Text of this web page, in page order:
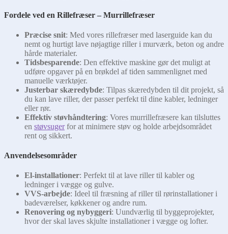
Fordele ved en Rillefræser – Murrillefræser
Præcise snit: Med vores rillefræser med laserguide kan du
nemt og hurtigt lave nøjagtige riller i murværk, beton og andre
hårde materialer.
Tidsbesparende: Den effektive maskine gør det muligt at
udføre opgaver på en brøkdel af tiden sammenlignet med
manuelle værktøjer.
Justerbar skæredybde: Tilpas skæredybden til dit projekt, så
du kan lave riller, der passer perfekt til dine kabler, ledninger
eller rør.
Effektiv støvhåndtering: Vores murrillefræsere kan tilsluttes
en støvsugerfor at minimere støv og holde arbejdsområdet
rent og sikkert.
Anvendelsesområder
El-installationer: Perfekt til at lave riller til kabler og
ledninger i vægge og gulve.
VVS-arbejde: Ideel til fræsning af riller til rørinstallationer i
badeværelser, køkkener og andre rum.
Renovering og nybyggeri: Uundværlig til byggeprojekter,
hvor der skal laves skjulte installationer i vægge og lofter.